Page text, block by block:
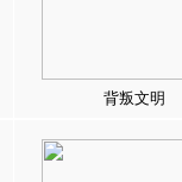
背叛文明